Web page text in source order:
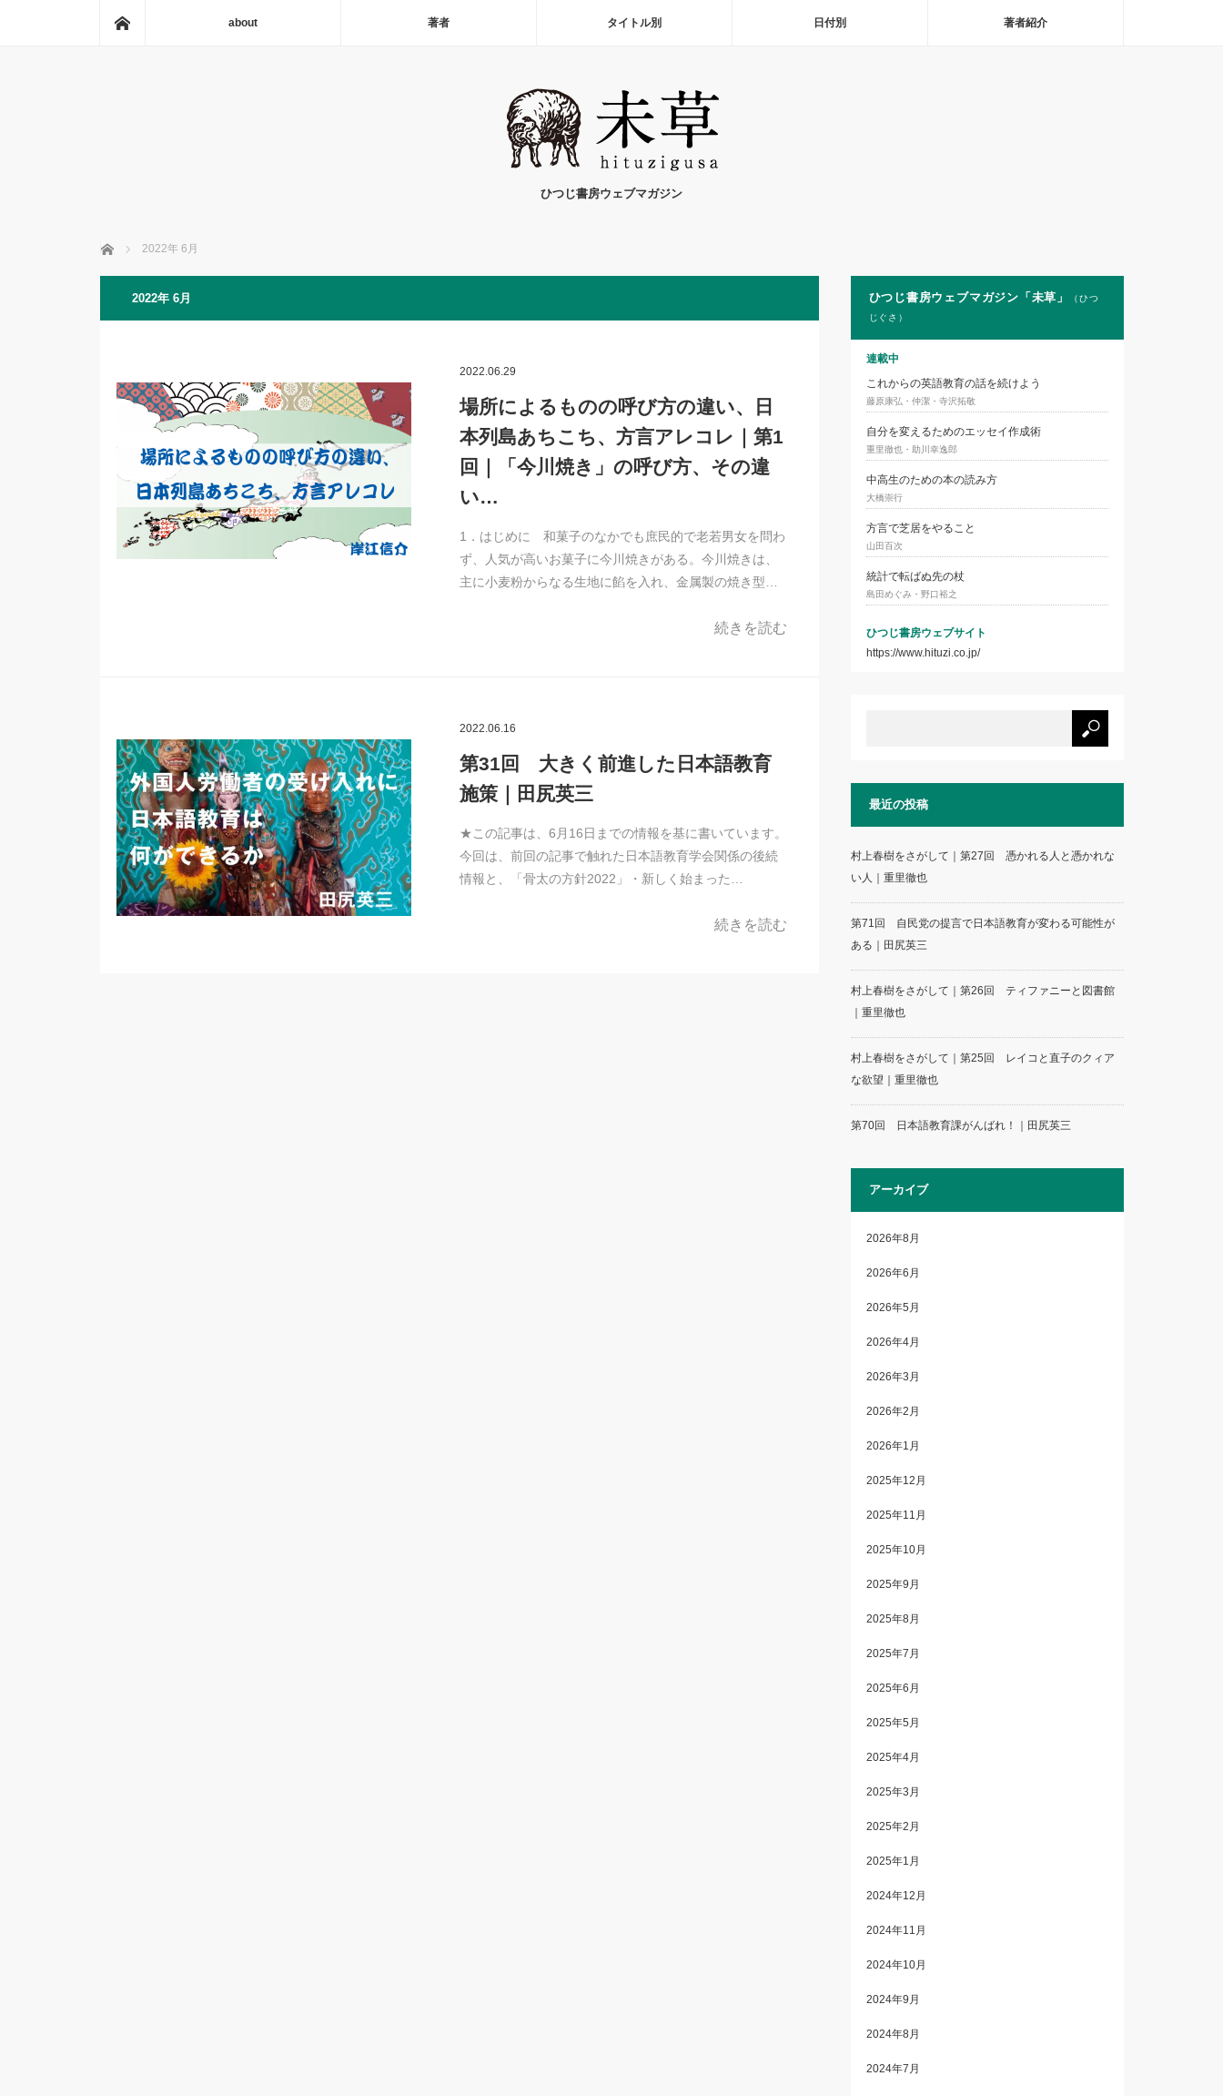
about 著者 タイトル別 日付別 著者紹介
ひつじ書房ウェブマガジン
ホーム 2022年 6月
2022年 6月
2022.06.29
場所によるものの呼び方の違い、日
本列島あちこち、方言アレコレ｜第1
回｜「今川焼き」の呼び方、その違
い…
1．はじめに 和菓子のなかでも庶民的で老若男女を問わ
ず、人気が高いお菓子に今川焼きがある。今川焼きは、
主に小麦粉からなる生地に餡を入れ、金属製の焼き型…
続きを読む
2022.06.16
第31回 大きく前進した日本語教育
施策｜田尻英三
★この記事は、6月16日までの情報を基に書いています。
今回は、前回の記事で触れた日本語教育学会関係の後続
情報と、「骨太の方針2022」・新しく始まった…
続きを読む
ひつじ書房ウェブマガジン「未草」
（ひつ
じぐさ）
連載中
これからの英語教育の話を続けよう
藤原康弘・仲潔・寺沢拓敬
自分を変えるためのエッセイ作成術
重里徹也・助川幸逸郎
中高生のための本の読み方
大橋崇行
方言で芝居をやること
山田百次
統計で転ばぬ先の杖
島田めぐみ・野口裕之
ひつじ書房ウェブサイト
https://www.hituzi.co.jp/
最近の投稿
村上春樹をさがして｜第27回 憑かれる人と憑かれな
い人｜重里徹也
第71回 自民党の提言で日本語教育が変わる可能性が
ある｜田尻英三
村上春樹をさがして｜第26回 ティファニーと図書館
｜重里徹也
村上春樹をさがして｜第25回 レイコと直子のクィア
な欲望｜重里徹也
第70回 日本語教育課がんばれ！｜田尻英三
アーカイブ
2026年8月
2026年6月
2026年5月
2026年4月
2026年3月
2026年2月
2026年1月
2025年12月
2025年11月
2025年10月
2025年9月
2025年8月
2025年7月
2025年6月
2025年5月
2025年4月
2025年3月
2025年2月
2025年1月
2024年12月
2024年11月
2024年10月
2024年9月
2024年8月
2024年7月